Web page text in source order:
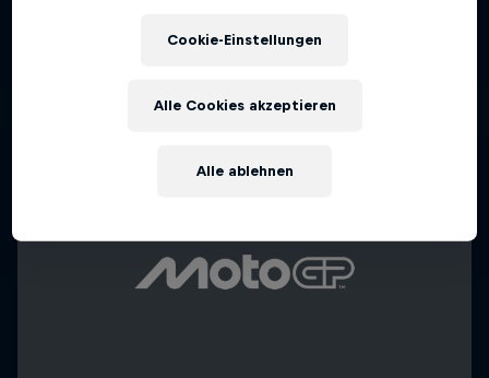
Cookie-Einstellungen
Alle ablehnen
Alle Cookies akzeptieren